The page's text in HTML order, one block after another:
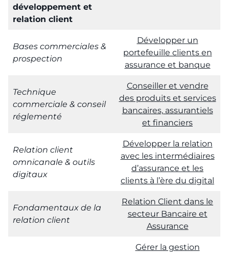
développement et
relation client
Bases commerciales &
prospection
Développer un
portefeuille clients en
assurance et banque
Technique
commerciale & conseil
réglementé
Conseiller et vendre
des produits et services
bancaires, assurantiels
et financiers
Relation client
omnicanale & outils
digitaux
Développer la relation
avec les intermédiaires
d’assurance et les
clients à l’ère du digital
Fondamentaux de la
relation client
Relation Client dans le
secteur Bancaire et
Assurance
Gérer la gestion